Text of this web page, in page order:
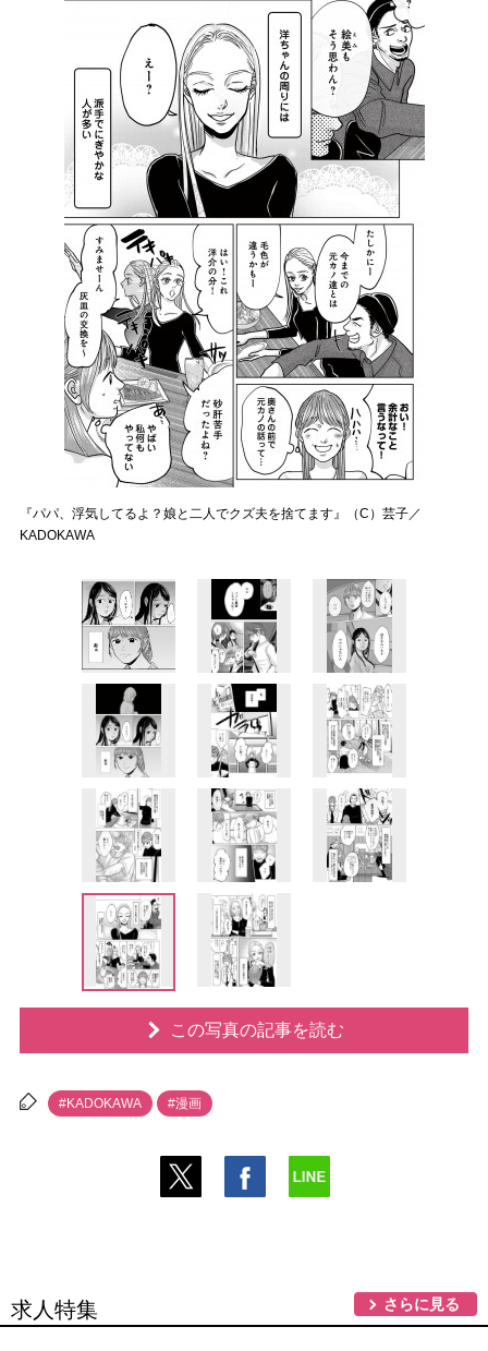
『パパ、浮気してるよ？娘と二人でクズ夫を捨てます』（C）芸子／
KADOKAWA
この写真の記事を読む
#KADOKAWA #漫画
求人特集 さらに見る